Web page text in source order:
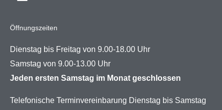
Öffnungszeiten
Dienstag bis Freitag von 9.00-18.00 Uhr
Samstag von 9.00-13.00 Uhr
Jeden ersten Samstag im Monat geschlossen
Telefonische Terminvereinbarung Dienstag bis Samstag